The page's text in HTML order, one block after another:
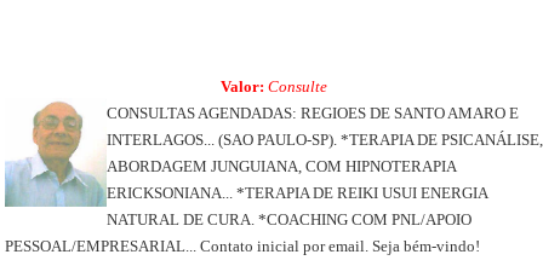
Valor: Consulte
CONSULTAS AGENDADAS: REGIOES DE SANTO AMARO E
INTERLAGOS... (SAO PAULO-SP). *TERAPIA DE PSICANÁLISE,
ABORDAGEM JUNGUIANA, COM HIPNOTERAPIA
ERICKSONIANA... *TERAPIA DE REIKI USUI ENERGIA
NATURAL DE CURA. *COACHING COM PNL/APOIO
PESSOAL/EMPRESARIAL... Contato inicial por email. Seja bém-vindo!